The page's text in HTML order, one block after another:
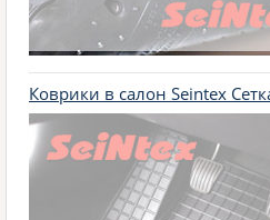
Коврики в салон Seintex